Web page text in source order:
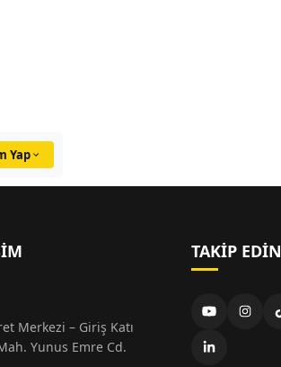
Yap
Merkezi – Giriş Katı
Yunus Emre Cd.
TAKIP EDIN